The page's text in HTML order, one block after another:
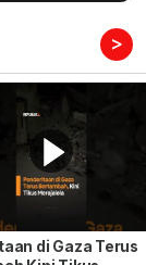
>
di Gaza Terus